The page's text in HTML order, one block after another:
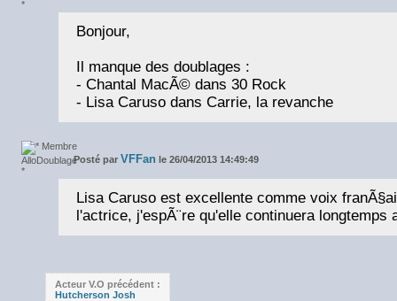
Bonjour,
Il manque des doublages :
- Chantal MacÃ© dans 30 Rock
- Lisa Caruso dans Carrie, la revanche
Posté par VFFan le 26/04/2013 14:49:49
Lisa Caruso est excellente comme voix
l'actrice, j'espÃ¨re qu'elle continuera longtemps
Acteur V.O précédent :
Hutcherson Josh